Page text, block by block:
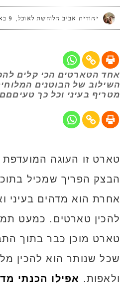
יהודית אביב הלוחשת לאוכל 9 באפריל 2019
אחד הטארטים הכי קלים
השילוב של הבוטנים
מטריף בעיני וכל כך טעיםםם
טארט זו העוגה המועדפת
הבצק הפריך שמכיל
אחרת הוא מדהים בעיני
להכין טארטים. כמעט
טארט מוכן כבר בתוך
שכל שנותר הוא להכין
ולאפות. אפילו הכנתי